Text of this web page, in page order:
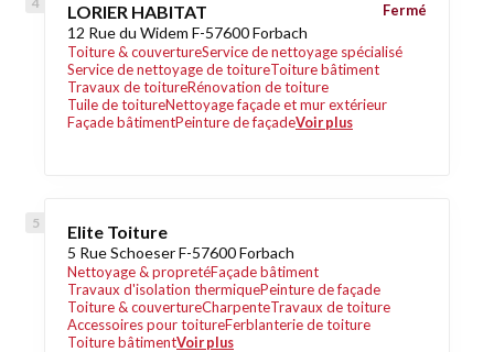
LORIER HABITAT
12 Rue du Widem F-57600 Forbach
Toiture & couvertureService de nettoyage spécialisé
Service de nettoyage de toitureToiture bâtiment
Travaux de toitureRénovation de toiture
Tuile de toitureNettoyage façade et mur extérieur
Façade bâtimentPeinture de façadeVoir plus
Fermé
Elite Toiture
5 Rue Schoeser F-57600 Forbach
Nettoyage & propretéFaçade bâtiment
Travaux d'isolation thermiquePeinture de façade
Toiture & couvertureCharpenteTravaux de toiture
Accessoires pour toitureFerblanterie de toiture
Toiture bâtimentVoir plus